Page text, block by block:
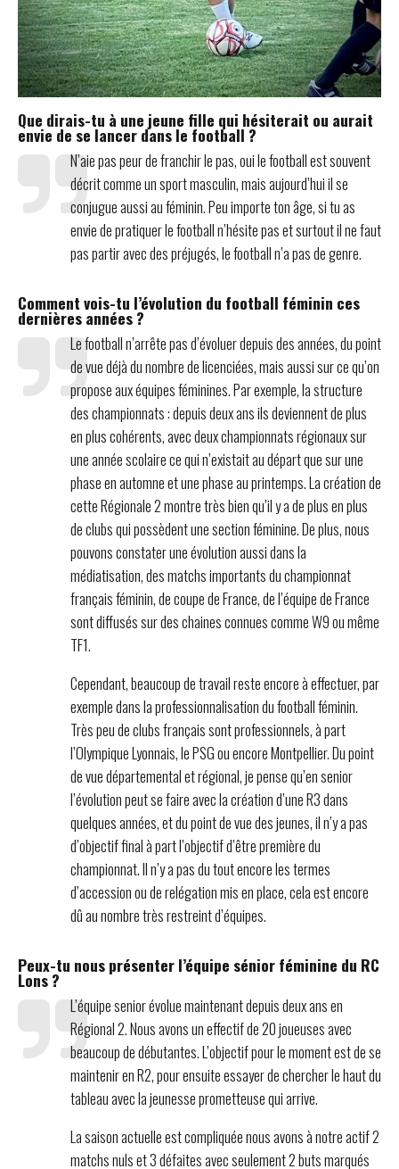
Que dirais-tu à une jeune fille qui hésiterait ou aurait
envie de se lancer dans le football ?
N’aie pas peur de franchir le pas, oui le football est souvent
décrit comme un sport masculin, mais aujourd’hui il se
conjugue aussi au féminin. Peu importe ton âge, si tu as
envie de pratiquer le football n’hésite pas et surtout il ne faut
pas partir avec des préjugés, le football n’a pas de genre.
Comment vois-tu l’évolution du football féminin ces
dernières années ?
Le football n’arrête pas d’évoluer depuis des années, du point
de vue déjà du nombre de licenciées, mais aussi sur ce qu’on
propose aux équipes féminines. Par exemple, la structure
des championnats : depuis deux ans ils deviennent de plus
en plus cohérents, avec deux championnats régionaux sur
une année scolaire ce qui n’existait au départ que sur une
phase en automne et une phase au printemps. La création de
cette Régionale 2 montre très bien qu’il y a de plus en plus
de clubs qui possèdent une section féminine. De plus, nous
pouvons constater une évolution aussi dans la
médiatisation, des matchs importants du championnat
français féminin, de coupe de France, de l’équipe de France
sont diffusés sur des chaines connues comme W9 ou même
TF1.
Cependant, beaucoup de travail reste encore à effectuer, par
exemple dans la professionnalisation du football féminin.
Très peu de clubs français sont professionnels, à part
l’Olympique Lyonnais, le PSG ou encore Montpellier. Du point
de vue départemental et régional, je pense qu’en senior
l’évolution peut se faire avec la création d’une R3 dans
quelques années, et du point de vue des jeunes, il n’y a pas
d’objectif final à part l’objectif d’être première du
championnat. Il n’y a pas du tout encore les termes
d’accession ou de relégation mis en place, cela est encore
dû au nombre très restreint d’équipes.
Peux-tu nous présenter l’équipe sénior féminine du RC
Lons ?
L’équipe senior évolue maintenant depuis deux ans en
Régional 2. Nous avons un effectif de 20 joueuses avec
beaucoup de débutantes. L’objectif pour le moment est de se
maintenir en R2, pour ensuite essayer de chercher le haut du
tableau avec la jeunesse prometteuse qui arrive.
La saison actuelle est compliquée nous avons à notre actif 2
matchs nuls et 3 défaites avec seulement 2 buts marqués